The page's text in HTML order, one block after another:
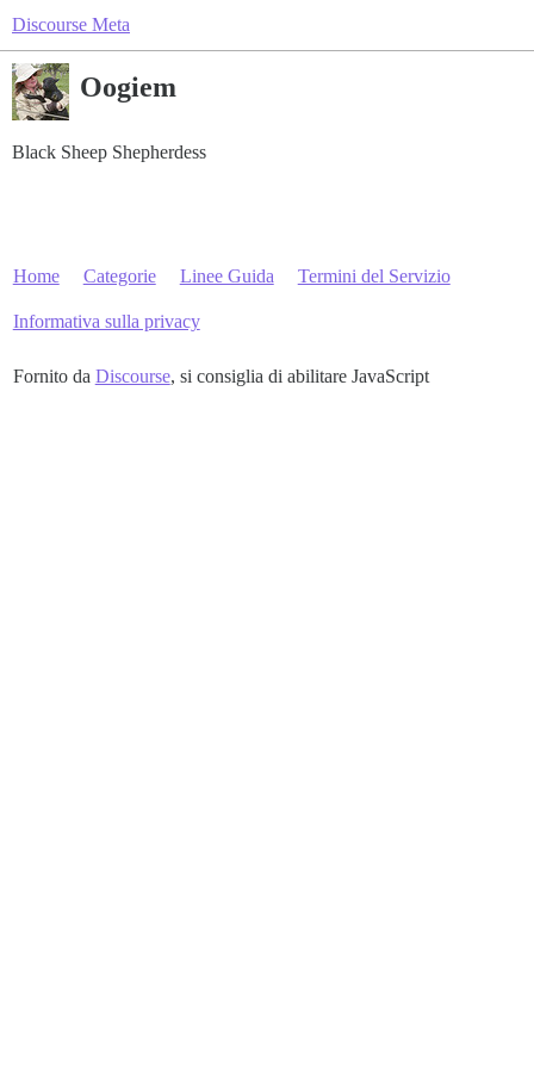
Discourse Meta
Oogiem
Black Sheep Shepherdess
Home Categorie Linee Guida Termini del Servizio
Informativa sulla privacy
Fornito da Discourse, si consiglia di abilitare JavaScript